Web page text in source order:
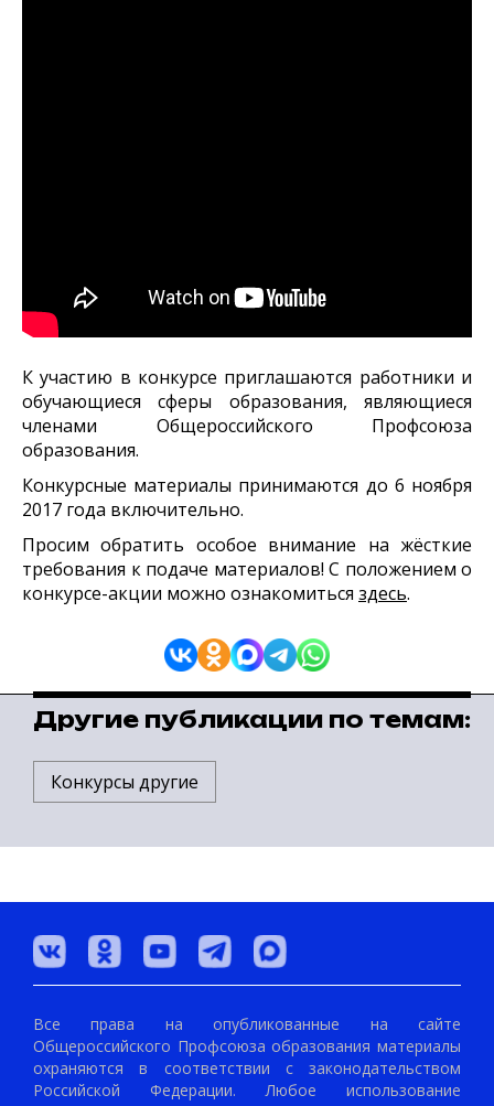
К участию в конкурсе приглашаются работники и
обучающиеся сферы образования, являющиеся
членами Общероссийского Профсоюза
образования.
Конкурсные материалы принимаются до 6 ноября
2017 года включительно.
Просим обратить особое внимание на жёсткие
требования к подаче материалов! С положением о
конкурсе-акции можно ознакомиться здесь.
Другие публикации по темам:
Конкурсы другие
Все права на опубликованные на сайте
Общероссийского Профсоюза образования материалы
охраняются в соответствии с законодательством
Российской Федерации. Любое использование